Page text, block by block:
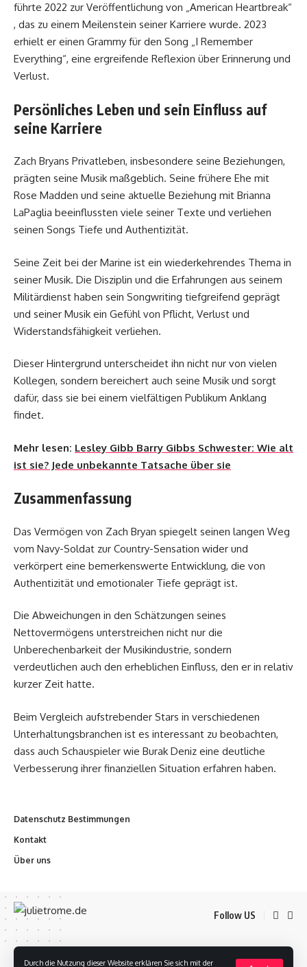
Durch die Nutzung dieser Website erklären Sie sich mit der
führte 2022 zur Veröffentlichung von „American Heartbreak“
, das zu einem Meilenstein seiner Karriere wurde. 2023
erhielt er einen Grammy für den Song „I Remember
Everything“, eine ergreifende Reflexion über Erinnerung und
Verlust.
Persönliches Leben und sein Einfluss auf
seine Karriere
Zach Bryans Privatleben, insbesondere seine Beziehungen,
prägten seine Musik maßgeblich. Seine frühere Ehe mit
Rose Madden und seine aktuelle Beziehung mit Brianna
LaPaglia beeinflussten viele seiner Texte und verliehen
seinen Songs Tiefe und Authentizität.
Seine Zeit bei der Marine ist ein wiederkehrendes Thema in
seiner Musik. Die Disziplin und die Erfahrungen aus seinem
Militärdienst haben sein Songwriting tiefgreifend geprägt
und seiner Musik ein Gefühl von Pflicht, Verlust und
Widerstandsfähigkeit verliehen.
Dieser Hintergrund unterscheidet ihn nicht nur von vielen
Kollegen, sondern bereichert auch seine Musik und sorgt
dafür, dass sie bei einem vielfältigen Publikum Anklang
findet.
Mehr lesen: Lesley Gibb Barry Gibbs Schwester: Wie alt
ist sie? Jede unbekannte Tatsache über sie
Zusammenfassung
Das Vermögen von Zach Bryan spiegelt seinen langen Weg
vom Navy-Soldat zur Country-Sensation wider und
verkörpert eine bemerkenswerte Entwicklung, die von
Authentizität und emotionaler Tiefe geprägt ist.
Die Abweichungen in den Schätzungen seines
Nettovermögens unterstreichen nicht nur die
Unberechenbarkeit der Musikindustrie, sondern
verdeutlichen auch den erheblichen Einfluss, den er in relativ
kurzer Zeit hatte.
Beim Vergleich aufstrebender Stars in verschiedenen
Unterhaltungsbranchen ist es interessant zu beobachten,
dass auch Schauspieler wie Burak Deniz eine deutliche
Verbesserung ihrer finanziellen Situation erfahren haben.
Datenschutz Bestimmungen
Kontakt
Über uns
Follow US
Über uns